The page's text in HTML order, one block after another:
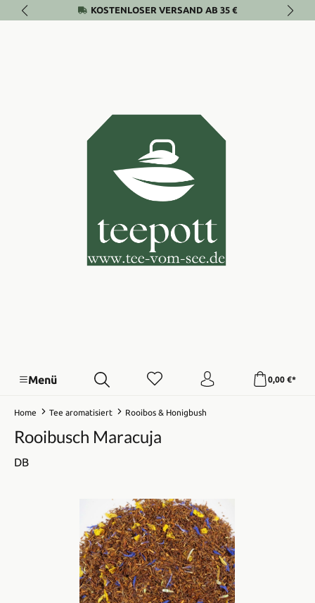
Zum Hauptinhalt springenKOSTENLOSER VERSAND AB 35 €
Menü 0,00 €*
Home Tee aromatisiert Rooibos & Honigbush
Rooibusch Maracuja
DB
Bildergalerie überspringen